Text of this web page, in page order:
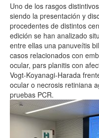
Uno de los rasgos
siendo la presentación y
procedentes de distintos
edición se han analizado
entre ellas una panuveítis
casos relacionados con
ocular, pars planitis con
Vogt-Koyanagi-Harada
ocular o necrosis retiniana
pruebas PCR.